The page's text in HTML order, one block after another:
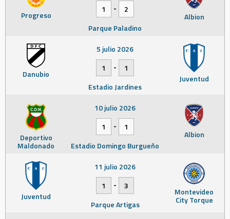
Progreso Albion
1
-
2
Parque Paladino
Danubio Juventud
5 julio 2026
1
-
1
Estadio Jardines
Deportivo
Maldonado
Albion
10 julio 2026
1
-
1
Estadio Domingo Burgueño
Juventud Montevideo
City Torque
11 julio 2026
1
-
3
Parque Artigas